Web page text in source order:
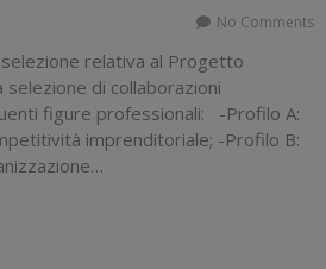
No Comments
relativa al Progetto
di collaborazioni
figure professionali: -Profilo A:
imprenditoriale; -Profilo B: